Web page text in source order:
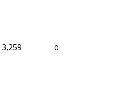
0
3,259